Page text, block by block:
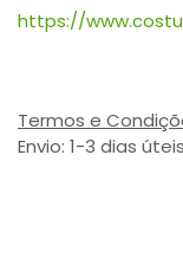
https://
Termos e
Envio: 1-3 dias úteis